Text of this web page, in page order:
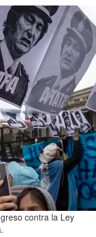
contra la Ley